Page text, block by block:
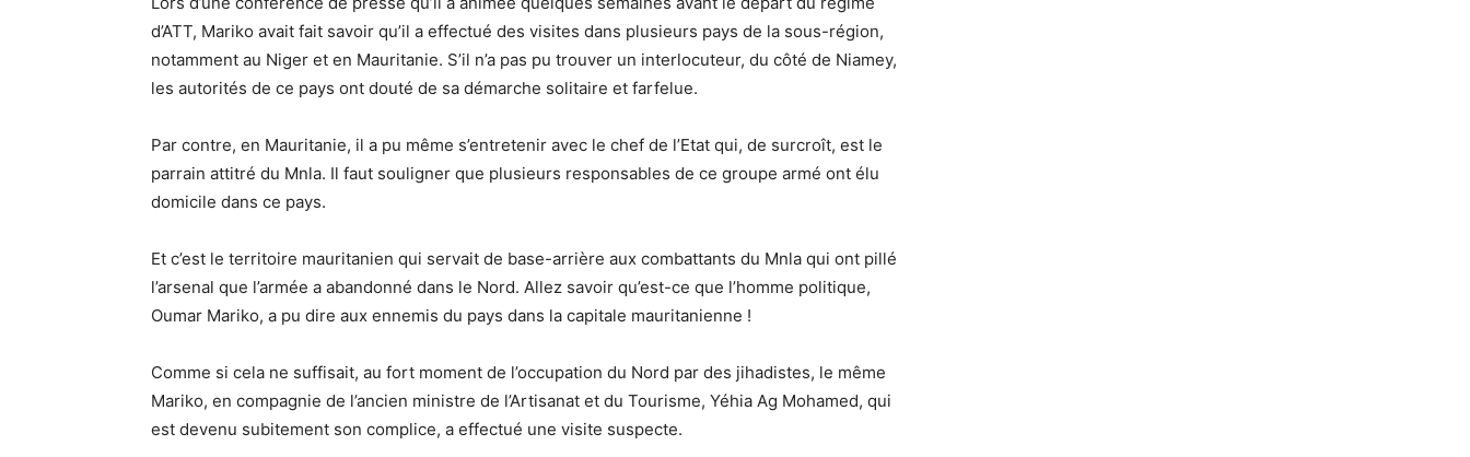
d’ATT, Mariko avait fait savoir qu’il a effectué des visites dans plusieurs pays de la sous-région,
notamment au Niger et en Mauritanie. S’il n’a pas pu trouver un interlocuteur, du côté de Niamey,
les autorités de ce pays ont douté de sa démarche solitaire et farfelue.
Par contre, en Mauritanie, il a pu même s’entretenir avec le chef de l’Etat qui, de surcroît, est le
parrain attitré du Mnla. Il faut souligner que plusieurs responsables de ce groupe armé ont élu
domicile dans ce pays.
Et c’est le territoire mauritanien qui servait de base-arrière aux combattants du Mnla qui ont pillé
l’arsenal que l’armée a abandonné dans le Nord. Allez savoir qu’est-ce que l’homme politique,
Oumar Mariko, a pu dire aux ennemis du pays dans la capitale mauritanienne !
Comme si cela ne suffisait, au fort moment de l’occupation du Nord par des jihadistes, le même
Mariko, en compagnie de l’ancien ministre de l’Artisanat et du Tourisme, Yéhia Ag Mohamed, qui
est devenu subitement son complice, a effectué une visite suspecte.